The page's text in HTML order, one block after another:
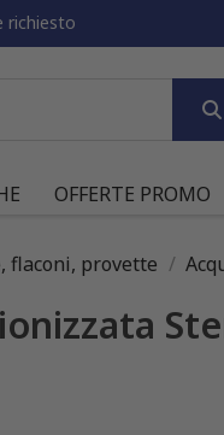
richiesto
OFFERTE PROMO
flaconi, provette